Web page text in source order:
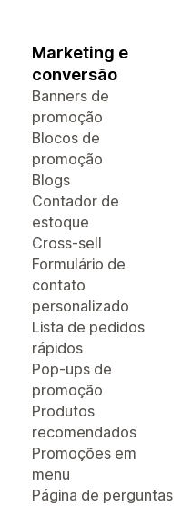
Marketing e
conversão
Banners de
promoção
Blocos de
promoção
Blogs
Contador de
estoque
Cross-sell
Formulário de
contato
personalizado
Lista de pedidos
rápidos
Pop-ups de
promoção
Produtos
recomendados
Promoções em
menu
Página de perguntas